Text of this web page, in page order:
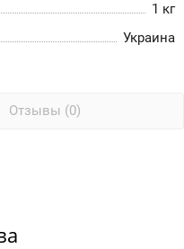
1 кг
Украина
Отзывы (0)